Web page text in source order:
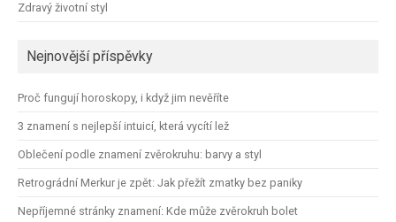
Zdravý životní styl
Nejnovější příspěvky
Proč fungují horoskopy, i když jim nevěříte
3 znamení s nejlepší intuicí, která vycítí lež
Oblečení podle znamení zvěrokruhu: barvy a styl
Retrográdní Merkur je zpět: Jak přežít zmatky bez paniky
Nepříjemné stránky znamení: Kde může zvěrokruh bolet